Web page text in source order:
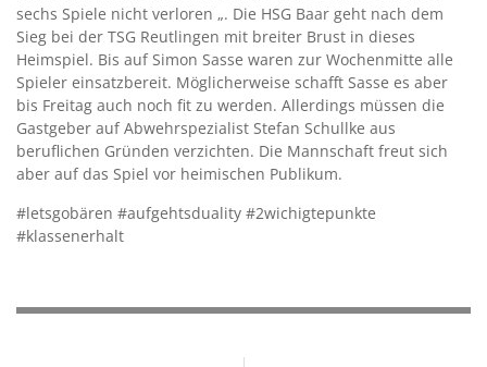
sechs Spiele nicht verloren „. Die HSG Baar geht nach dem
Sieg bei der TSG Reutlingen mit breiter Brust in dieses
Heimspiel. Bis auf Simon Sasse waren zur Wochenmitte alle
Spieler einsatzbereit. Möglicherweise schafft Sasse es aber
bis Freitag auch noch fit zu werden. Allerdings müssen die
Gastgeber auf Abwehrspezialist Stefan Schullke aus
beruflichen Gründen verzichten. Die Mannschaft freut sich
aber auf das Spiel vor heimischen Publikum.
#letsgobären #aufgehtsduality #2wichigtepunkte
#klassenerhalt